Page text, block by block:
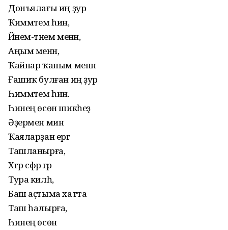
Донъялағы иң ҙур
Ҡиммәтем һин,
Йәнем-тәнем менән,
Аңым менән,
Ҡайнар ҡаным менән
Ғашиҡ булған иң ҙур
Һиммәтем һин.
Һинең өсөн шикһеҙ
Әҙермен мин
Ҡаяларҙан ергә
Ташланырға,
Хәтәр сәфәр әгәр
Тура килһә,
Баш аҫтыма хатта
Таш һалырға,
Һинең өсөн